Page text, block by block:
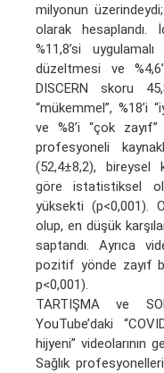
milyonun
olarak hesaplandı.
%11,8’si
düzeltmesi ve
DISCERN skoru
“mükemmel”, %18’i
ve %8’i “çok
profesyoneli
(52,4±8,2), bireysel
göre istatistiksel
yüksekti (p<0,001).
olup, en düşük
saptandı. Ayrıca
pozitif yönde zayıf
p<0,001).
TARTIŞMA ve
YouTube’daki
hijyeni” videolarının
Sağlık